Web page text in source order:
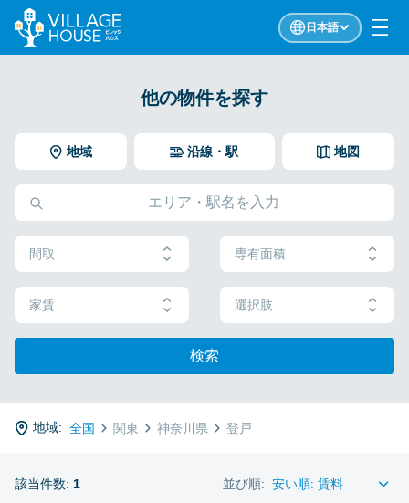
日本語
他の物件を探す
地域 地図
沿線・駅
間取 専有面積
家賃 選択肢
検索
地域: 全国 関東 神奈川県 登戸
該当件数: 1 並び順: